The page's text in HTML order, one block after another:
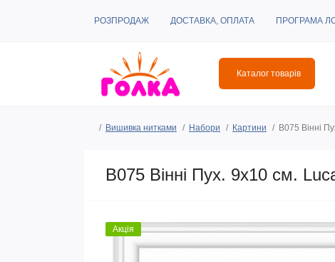
РОЗПРОДАЖ ДОСТАВКА, ОПЛАТА ПРОГРАМА
Каталог товарів
Вишивка нитками Набори Картини B075 Вінні
B075 Вінні Пух. 9х10 см.
Акція